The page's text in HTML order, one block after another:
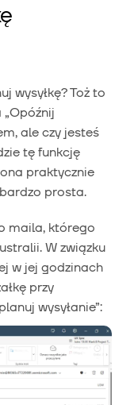
wysyłkę? Toż to
ale czy jesteś
tę funkcję
praktycznie
prosta.
maila, którego
W związku
w jej godzinach
przy
wysyłanie”: